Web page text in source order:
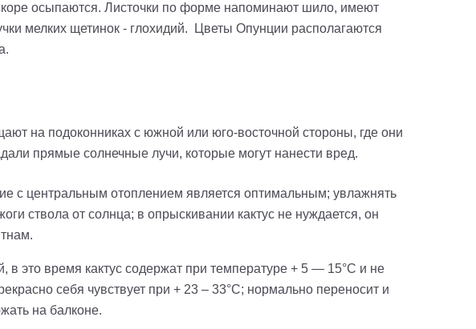
осыпаются. Листочки по форме напоминают шило, имеют
мелких щетинок - глохидий.
Цветы Опунции располагаются
на подоконниках с южной или юго-восточной стороны, где они
прямые солнечные лучи, которые могут нанести вред.
с центральным отоплением является оптимальным; увлажнять
ствола от солнца; в опрыскивании кактус не нуждается, он
это время кактус содержат при температуре + 5 — 15°C и не
себя чувствует при + 23 – 33°C; нормально переносит и
на балконе.